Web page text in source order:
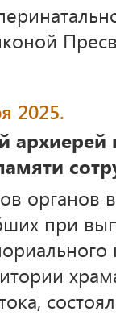
2025.
архиерей
органов
при